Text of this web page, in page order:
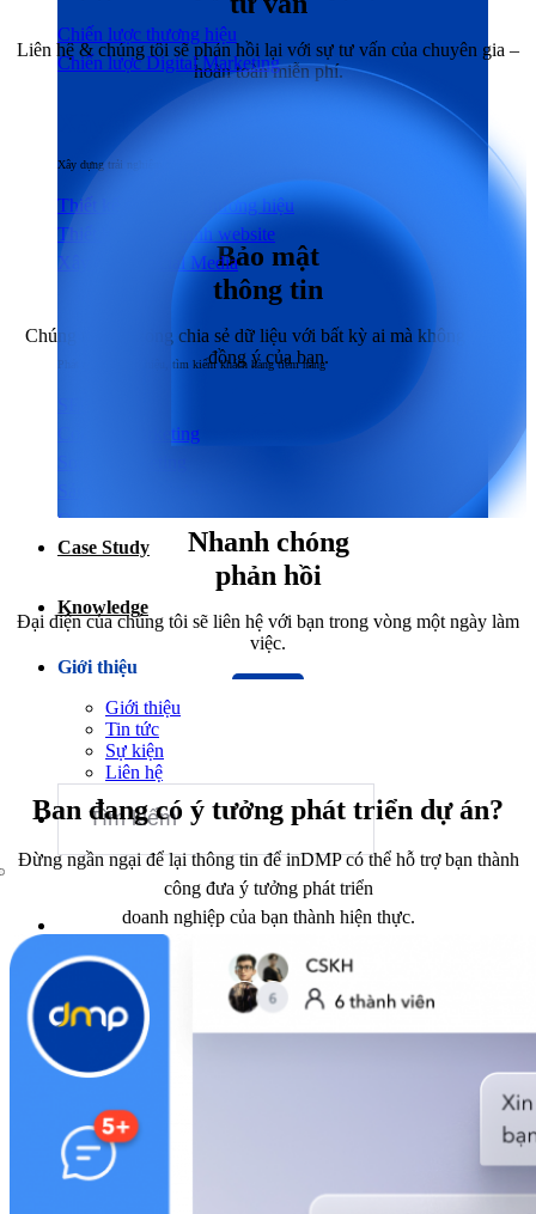
Chiến lược thương hiệu
Chiến lược Digital Marketing
Xây dựng
Xây dựng trải nghiệm người dùng đầu cuối tương tác với sản phẩm & dịch vụ
Thiết kế nhận diện thương hiệu
Thiết kế & Lập trình website
Xây dựng Social Media
Phát triển thương hiệu, tìm kiếm khách hàng tiềm năng
Content Marketing
Quảng cáo trả phí
Dịch vụ chăm sóc website
Case Study
Knowledge
Giới thiệu
Giới thiệu
Tin tức
Sự kiện
Liên hệ
Liên hệ & chúng tôi sẽ phản hồi lại với sự tư vấn của chuyên gia –
hoàn toàn miễn phí.
Bảo mật
thông tin
Chúng tôi sẽ không chia sẻ dữ liệu với bất kỳ ai mà không có sự
đồng ý của bạn.
Nhanh chóng
phản hồi
Đại diện của chúng tôi sẽ liên hệ với bạn trong vòng một ngày làm
việc.
Ban đang có ý tưởng phát triển dự án?
Đừng ngần ngại để lại thông tin để inDMP có thể hỗ trợ bạn thành
công đưa ý tưởng phát triển
doanh nghiệp của bạn thành hiện thực.